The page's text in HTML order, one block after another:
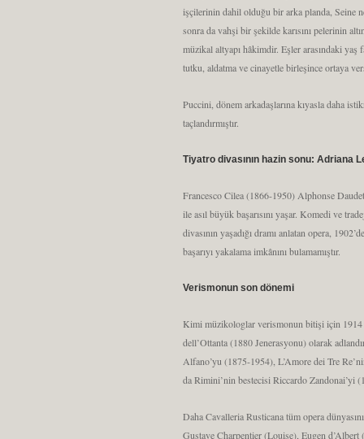
işçilerinin dahil olduğu bir arka planda, Seine
sonra da vahşi bir şekilde karısını pelerinin
müzikal altyapı hâkimdir. Eşler arasındaki yaş
tutku, aldatma ve cinayetle birleşince ortaya
Puccini, dönem arkadaşlarına kıyasla daha
taçlandırmıştır.
Tiyatro divasının hazin sonu: Adriana
Francesco Cilea (1866-1950) Alphonse
ile asıl büyük başarısını yaşar. Komedi ve
divasının yaşadığı dramı anlatan opera,
başarıyı yakalama imkânını bulamamıştır.
Verismonun son dönemi
Kimi müzikologlar verismonun bitişi için 1914
dell’Ottanta (1880 Jenerasyonu) olarak
Alfano’yu (1875-1954), L’Amore dei Tre
da Rimini’nin bestecisi Riccardo Zandonai’yi
Daha Cavalleria Rusticana tüm opera
Gustave Charpentier (Louise), Eugen